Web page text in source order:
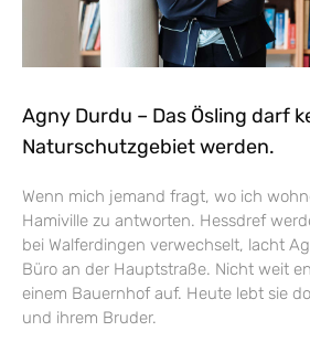
Agny Durdu – Das Ösling darf
Naturschutzgebiet werden.
Wenn mich jemand fragt, wo ich
Hamiville zu antworten. Hessdref
bei Walferdingen verwechselt, lacht
Büro an der Hauptstraße. Nicht weit
einem Bauernhof auf. Heute lebt sie
und ihrem Bruder.